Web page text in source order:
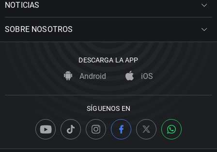
NOTICIAS
SOBRE NOSOTROS
DESCARGA LA APP
Android iOS
SÍGUENOS EN